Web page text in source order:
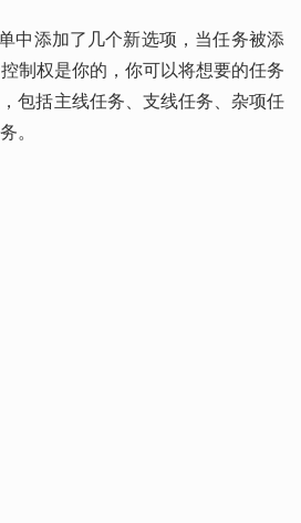
中添加了几个新选项，当任务被添
制权是你的，你可以将想要的任务
包括主线任务、支线任务、杂项任
。